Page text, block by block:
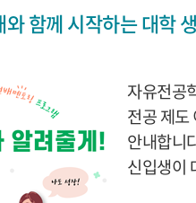
함께 시작하는 대학
자유전공
전공 제도
안내합니
신입생이